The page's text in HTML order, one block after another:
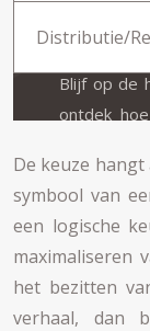
Distributie/
De keuze
symbool van
een logische
maximaliseren
het bezitten
verhaal, dan